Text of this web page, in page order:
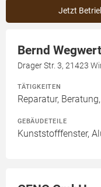
Jetzt
Bernd
Drager Str. 3, 21423
TÄTIGKEITEN
Reparatur,
GEBÄUDETEILE
Kunststofffenster,